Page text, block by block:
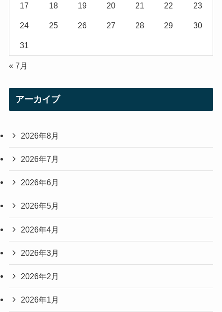
17 18 19 20 21 22 23
24 25 26 27 28 29 30
31
« 7月
アーカイブ
2026年8月
2026年7月
2026年6月
2026年5月
2026年4月
2026年3月
2026年2月
2026年1月